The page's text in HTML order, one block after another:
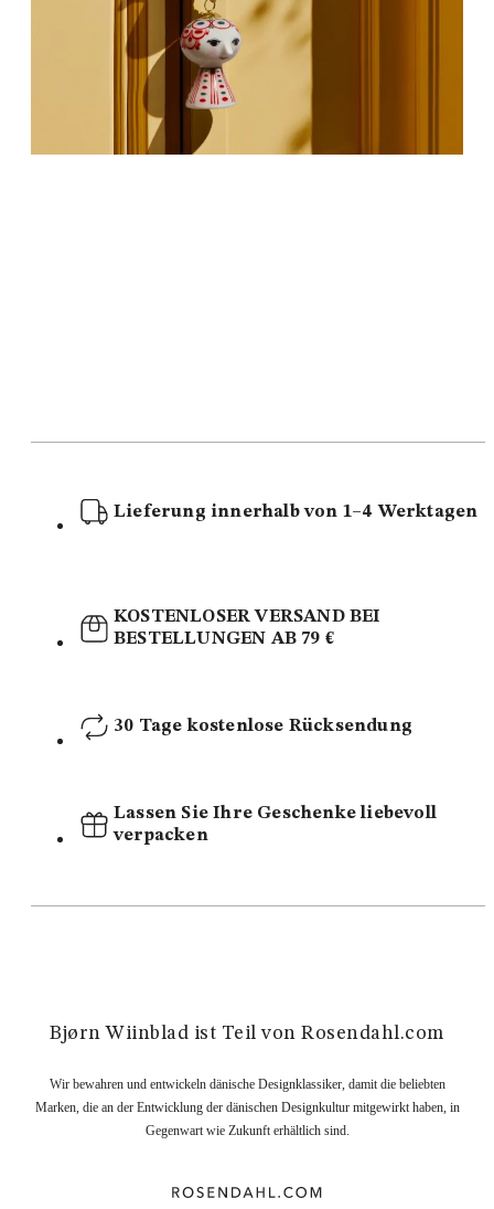
Lieferung innerhalb von 1–4 Werktagen
KOSTENLOSER VERSAND BEI
BESTELLUNGEN AB 79 €
30 Tage kostenlose Rücksendung
Lassen Sie Ihre Geschenke liebevoll
verpacken
Bjørn Wiinblad ist Teil von Rosendahl.com
Wir bewahren und entwickeln dänische Designklassiker, damit die beliebten
Marken, die an der Entwicklung der dänischen Designkultur mitgewirkt haben, in
Gegenwart wie Zukunft erhältlich sind.